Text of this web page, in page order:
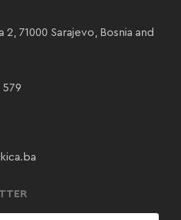
2, 71000 Sarajevo, Bosnia and
579